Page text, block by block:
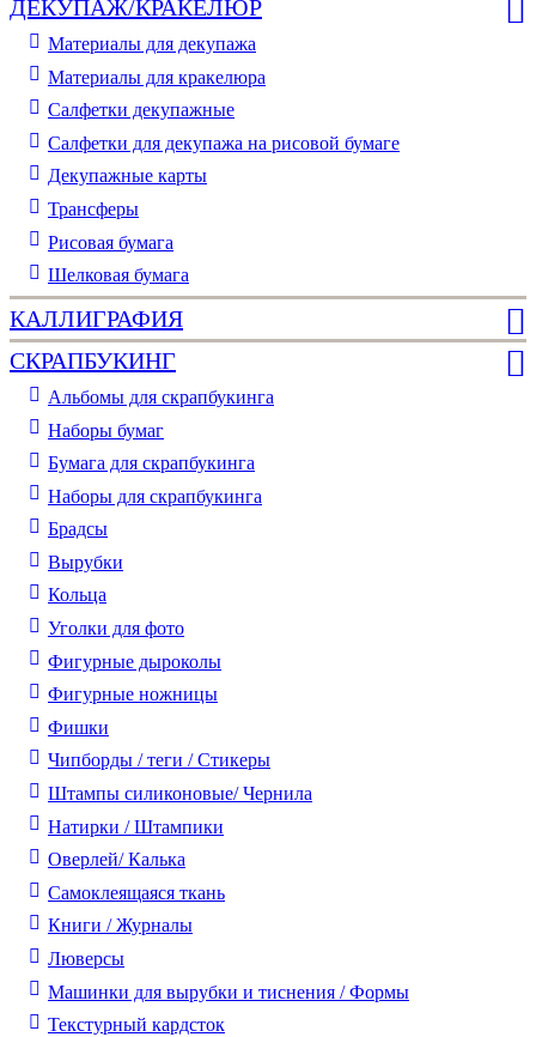
ДЕКУПАЖ/КРАКЕЛЮР
Материалы для декупажа
Материалы для кракелюра
Cалфетки декупажные
Салфетки для декупажа на рисовой бумаге
Декупажные карты
Трансферы
Рисовая бумага
Шелковая бумага
КАЛЛИГРАФИЯ
СКРАПБУКИНГ
Альбомы для скрапбукинга
Наборы бумаг
Бумага для скрапбукинга
Наборы для скрапбукинга
Брадсы
Вырубки
Кольца
Уголки для фото
Фигурные дыроколы
Фигурные ножницы
Фишки
Чипборды / теги / Стикеры
Штампы силиконовые/ Чернила
Натирки / Штампики
Оверлей/ Калька
Самоклеящаяся ткань
Книги / Журналы
Люверсы
Машинки для вырубки и тиснения / Формы
Текстурный кардсток